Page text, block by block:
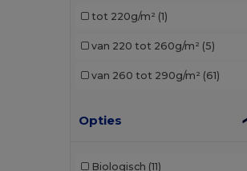
tot 220g/m² (1)
van 220 tot 260g/m² (5)
van 260 tot 290g/m² (61)
Opties
Biologisch (11)